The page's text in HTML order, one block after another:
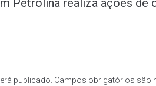
Petrolina realiza ações
publicado. Campos obrigatórios são